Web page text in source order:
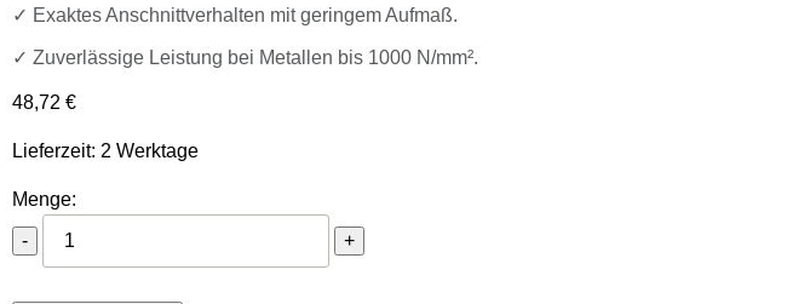
✓ Exaktes Anschnittverhalten mit geringem Aufmaß.
✓ Zuverlässige Leistung bei Metallen bis 1000 N/mm².
48,72 €
Lieferzeit: 2 Werktage
Menge:
-
Sawline M42 Bimetall Cutforce Ultra Sägeband 3160 x 27 x 0,9 – 3/4 für schwer
+